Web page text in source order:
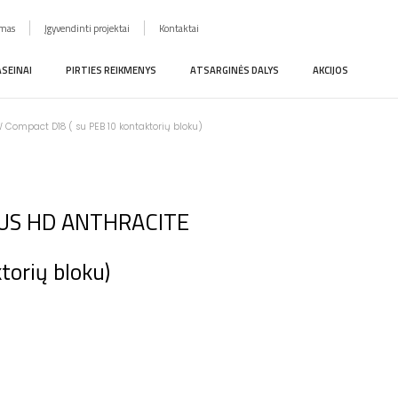
Įgyvendinti projektai Kontaktai
PIRTIES REIKMENYS ATSARGINĖS DALYS AKCIJOS
Compact D18 ( su PEB 10 kontaktorių bloku)
HD ANTHRACITE
bloku)